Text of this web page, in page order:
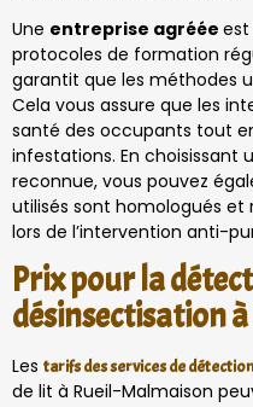
Une entreprise agréée est
protocoles de formation
garantit que les méthodes
Cela vous assure que les
santé des occupants tout
infestations. En choisissant
reconnue, vous pouvez
utilisés sont homologués et
lors de l’intervention anti-
Prix pour la
désinsectisation
Les tarifs des services de détection
de lit à Rueil-Malmaison